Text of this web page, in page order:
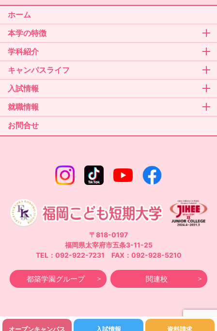
オープンキャンパス 入試情報 資料請求
ホーム
本学の特徴
学科紹介
キャンパスライフ
入試情報
就職情報
お問合せ
〒818-0197
福岡県太宰府市五条3-11-25
TEL：092-922-7231 FAX：092-928-5210
都築学園グループ 関連校